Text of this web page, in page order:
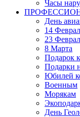
Часы
День
14
23
8 Марта
Подарок
Подарки
Юбилей
Военным
Морякам
День